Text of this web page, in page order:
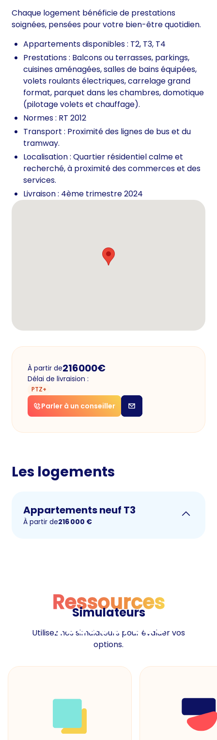
Chaque logement bénéficie de prestations
soignées, pensées pour votre bien-être quotidien.
Appartements disponibles : T2, T3, T4
Prestations : Balcons ou terrasses, parkings,
cuisines aménagées, salles de bains équipées,
volets roulants électriques, carrelage grand
format, parquet dans les chambres, domotique
(pilotage volets et chauffage).
Normes : RT 2012
Transport : Proximité des lignes de bus et du
tramway.
Localisation : Quartier résidentiel calme et
recherché, à proximité des commerces et des
services.
Livraison : 4ème trimestre 2024
À partir de216000€
Délai de livraision :
PTZ+
Parler à un conseiller
Les logements
Appartements neuf T3
À partir de216 000 €
Ressources
Ressources
Simulateurs
Utilisez nos simulateurs pour évaluer vos
options.